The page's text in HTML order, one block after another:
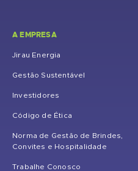
A EMPRESA
Jirau Energia
Gestão Sustentável
Investidores
Código de Ética
Norma de Gestão de Brindes,
Convites e Hospitalidade
Trabalhe Conosco